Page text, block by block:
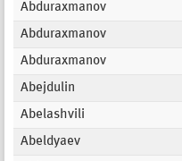
Abduraxmanov
Abduraxmanov
Abduraxmanov
Abejdulin
Abelashvili
Abeldyaev